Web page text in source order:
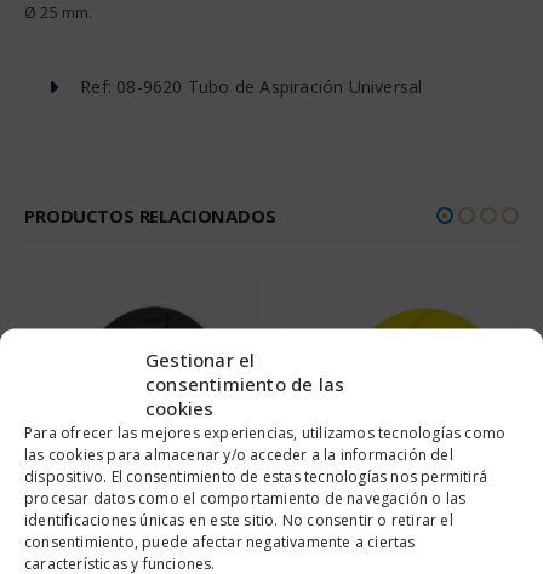
Gestionar el
consentimiento de las
cookies
Para ofrecer las mejores experiencias, utilizamos tecnologías como
las cookies para almacenar y/o acceder a la información del
dispositivo. El consentimiento de estas tecnologías nos permitirá
procesar datos como el comportamiento de navegación o las
identificaciones únicas en este sitio. No consentir o retirar el
consentimiento, puede afectar negativamente a ciertas
características y funciones.
Ø 25 mm.
Ref: 08-9620 Tubo de Aspiración Universal
PRODUCTOS RELACIONADOS
ABRASIVOS TACOS DE LIJAR
MANOPLA VELCRO
ABRASIVOS TACOS DE LIJAR